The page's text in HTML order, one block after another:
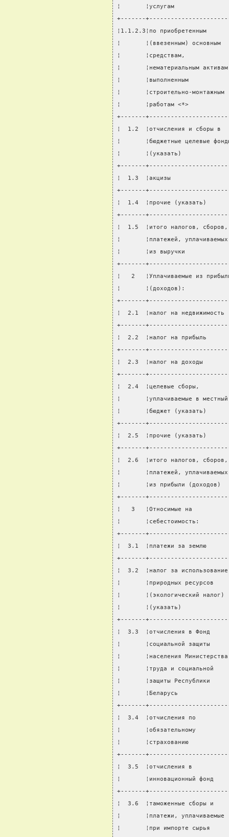
¦       ¦услугам
+-------+-----------------------
¦1.1.2.3¦по
¦       ¦(ввезенным)
¦       ¦средствам,
¦       ¦нематериальным
¦       ¦выполненным
¦       ¦строительно-
¦       ¦работам <*>
+-------+-----------------------
¦  1.2  ¦отчисления и
¦       ¦бюджетные
¦       ¦(указать)
+-------+-----------------------
¦  1.3  ¦акцизы
+-------+-----------------------
¦  1.4  ¦прочие
+-------+-----------------------
¦  1.5  ¦итого налогов,
¦       ¦платежей,
¦       ¦из выручки
+-------+-----------------------
¦   2   ¦Уплачиваемые из
¦       ¦(доходов):
+-------+-----------------------
¦  2.1  ¦налог на
+-------+-----------------------
¦  2.2  ¦налог на
+-------+-----------------------
¦  2.3  ¦налог на доходы
+-------+-----------------------
¦  2.4  ¦целевые сборы,
¦       ¦уплачиваемые в
¦       ¦бюджет (указать)
+-------+-----------------------
¦  2.5  ¦прочие
+-------+-----------------------
¦  2.6  ¦итого налогов,
¦       ¦платежей,
¦       ¦из прибыли
+-------+-----------------------
¦   3   ¦Относимые на
¦       ¦себестоимость:
+-------+-----------------------
¦  3.1  ¦платежи за
+-------+-----------------------
¦  3.2  ¦налог за
¦       ¦природных
¦       ¦(экологический
¦       ¦(указать)
+-------+-----------------------
¦  3.3  ¦отчисления в
¦       ¦социальной
¦       ¦населения
¦       ¦труда и
¦       ¦защиты
¦       ¦Беларусь
+-------+-----------------------
¦  3.4  ¦отчисления по
¦       ¦обязательному
¦       ¦страхованию
+-------+-----------------------
¦  3.5  ¦отчисления в
¦       ¦инновационный
+-------+-----------------------
¦  3.6  ¦таможенные
¦       ¦платежи,
¦       ¦при импорте